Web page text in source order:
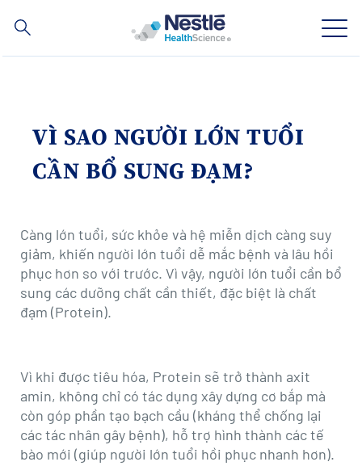
dung
tìm
kiếm
Thương hiệu
Chăm sóc sức khỏe
Hợp tác & Đầu Tư
v2
Thay đổi giao diện
VÌ SAO NGƯỜI LỚN TUỔI
CẦN BỔ SUNG ĐẠM?
Càng lớn tuổi, sức khỏe và hệ miễn dịch càng suy
giảm, khiến người lớn tuổi dễ mắc bệnh và lâu hồi
phục hơn so với trước. Vì vậy, người lớn tuổi cần bổ
sung các dưỡng chất cần thiết, đặc biệt là chất
đạm (Protein).
Vì khi được tiêu hóa, Protein sẽ trở thành axit
amin, không chỉ có tác dụng xây dựng cơ bắp mà
còn góp phần tạo bạch cầu (kháng thể chống lại
các tác nhân gây bệnh), hỗ trợ hình thành các tế
bào mới (giúp người lớn tuổi hồi phục nhanh hơn).